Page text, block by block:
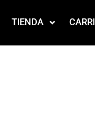
TIENDA